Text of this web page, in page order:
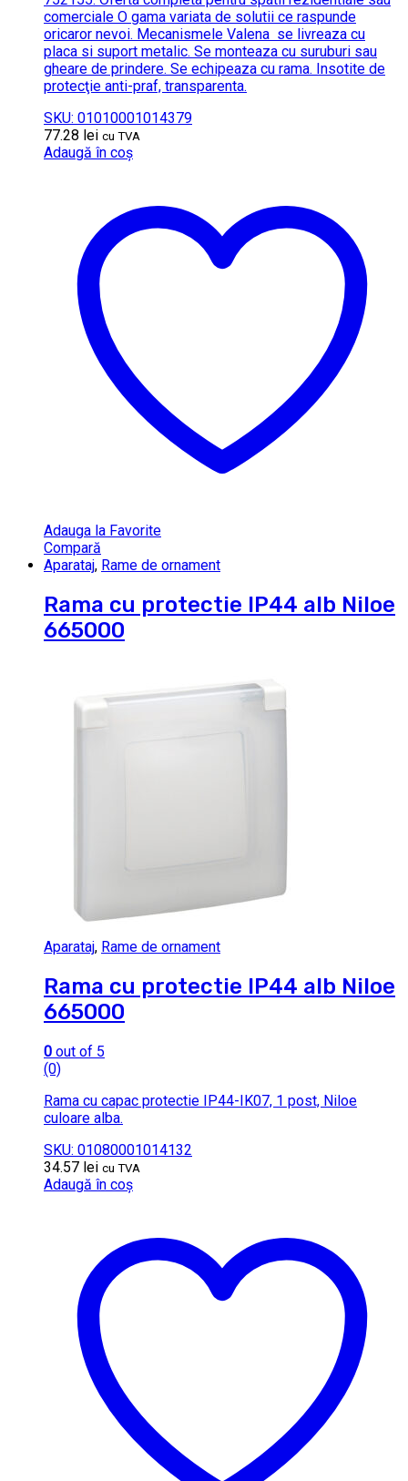
comerciale O gama variata de solutii ce raspunde
oricaror nevoi. Mecanismele Valena se livreaza cu
placa si suport metalic. Se monteaza cu suruburi sau
gheare de prindere. Se echipeaza cu rama. Insotite de
protecţie anti-praf, transparenta.
SKU: 01010001014379
77.28 lei cu TVA
Adaugă în coș
Adauga la Favorite
Compară
Aparataj, Rame de ornament
Rama cu protectie IP44 alb Niloe
665000
Aparataj, Rame de ornament
Rama cu protectie IP44 alb Niloe
665000
0 out of 5
(0)
Rama cu capac protectie IP44-IK07, 1 post, Niloe
culoare alba.
SKU: 01080001014132
34.57 lei cu TVA
Adaugă în coș